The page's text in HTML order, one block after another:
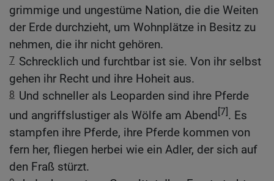
grimmige und ungestüme Nation, die die Weiten
der Erde durchzieht, um Wohnplätze in Besitz zu
nehmen, die ihr nicht gehören.
7 Schrecklich und furchtbar ist sie. Von ihr selbst
gehen ihr Recht und ihre Hoheit aus.
8 Und schneller als Leoparden sind ihre Pferde
und angriffslustiger als Wölfe am Abend[7]. Es
stampfen ihre Pferde, ihre Pferde kommen von
fern her, fliegen herbei wie ein Adler, der sich auf
den Fraß stürzt.